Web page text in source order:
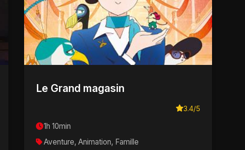
Le Grand magasin
3.4/5
1h 10min
Aventure, Animation, Famille